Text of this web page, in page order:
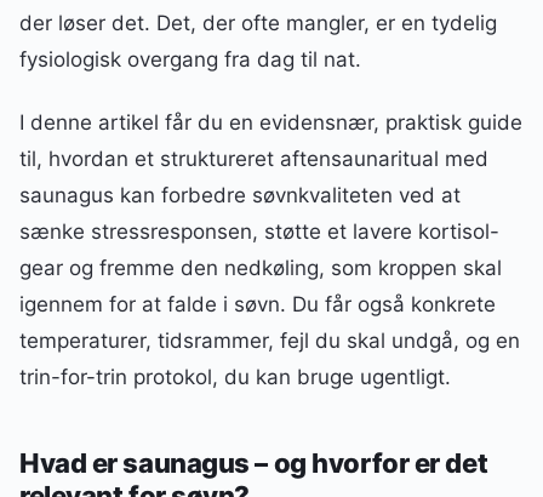
der løser det. Det, der ofte mangler, er en tydelig
fysiologisk overgang fra dag til nat.
I denne artikel får du en evidensnær, praktisk guide
til, hvordan et struktureret aftensaunaritual med
saunagus kan forbedre søvnkvaliteten ved at
sænke stressresponsen, støtte et lavere kortisol-
gear og fremme den nedkøling, som kroppen skal
igennem for at falde i søvn. Du får også konkrete
temperaturer, tidsrammer, fejl du skal undgå, og en
trin-for-trin protokol, du kan bruge ugentligt.
Hvad er saunagus – og hvorfor er det